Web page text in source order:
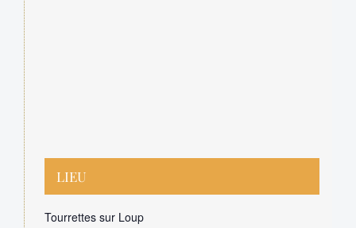
LIEU
Tourrettes sur Loup